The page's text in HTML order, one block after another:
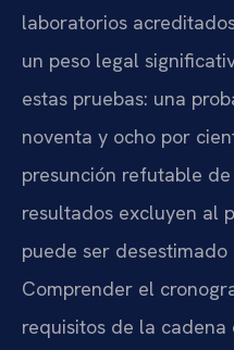
laboratorios
un peso legal
estas pruebas: una
noventa y ocho por
presunción refutable
resultados excluyen al
puede ser
Comprender el
requisitos de la